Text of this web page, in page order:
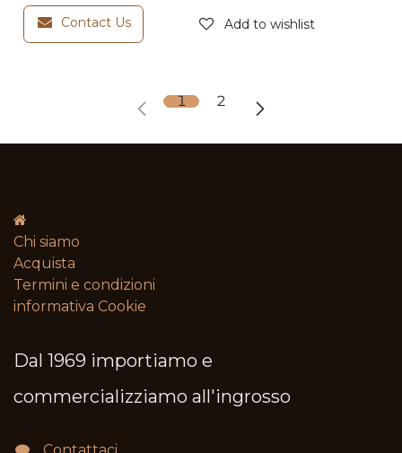
Contact Us Add to wishlist
1 2
Chi siamo
Acquista
Termini e condizioni​
informativa Cookie
Dal 1969 importiamo e
commercializziamo all'ingrosso